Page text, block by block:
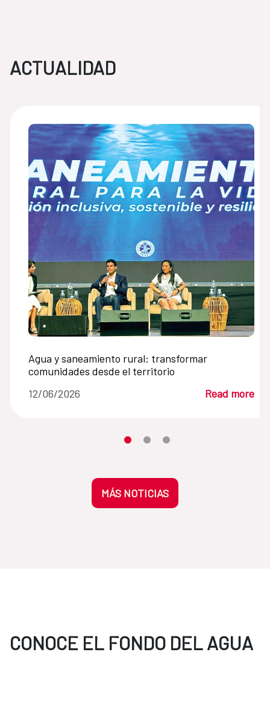
ACTUALIDAD
Agua y saneamiento rural: transformar
comunidades desde el territorio
12/06/2026
Read more
Moves the carousel to its element
Moves the carousel to its
Moves the carousel to its
MÁS NOTICIAS
CONOCE EL FONDO DEL AGUA